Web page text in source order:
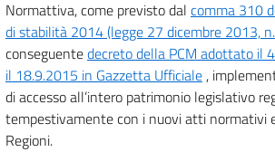
Normattiva, come previsto dal comma 310
di stabilità 2014 (legge 27 dicembre 2013,
conseguentedecreto della PCM adottato il
il 18.9.2015 in Gazzetta Ufficiale ,
di accesso all’intero patrimonio legislativo
tempestivamente con i nuovi atti normativi
Regioni.